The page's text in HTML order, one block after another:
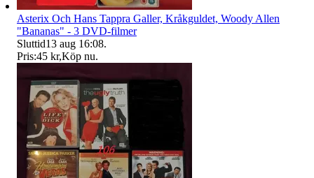
Asterix Och Hans Tappra Galler, Kråkguldet, Woody Allen
"Bananas" - 3 DVD-filmer
Sluttid13 aug 16:08.
Pris:45 kr,Köp nu.